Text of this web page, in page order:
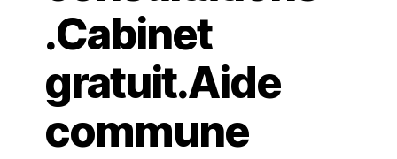
.Cabinet
gratuit.Aide
commune